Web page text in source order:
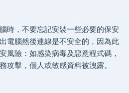
時，不要忘記安裝一些必要的保安
電腦然後連線是不安全的，因為此
風險：如感染病毒及惡意程式碼，
攻擊，個人或敏感資料被洩露。